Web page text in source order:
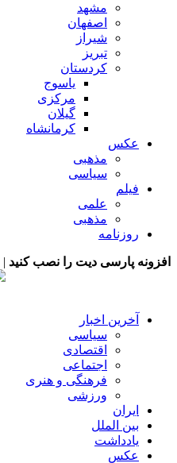
مشهد
اصفهان
شیراز
تبریز
کردستان
یاسوج
مرکزی
گیلان
کرمانشاه
عکس
مذهبی
سیاسی
فیلم
علمی
مذهبی
روزنامه
افزونه پارسی دیت را نصب کنید |
آخرین اخبار
سیاسی
اقتصادی
اجتماعی
فرهنگی و هنری
ورزشی
ایران
بین الملل
یادداشت
عکس